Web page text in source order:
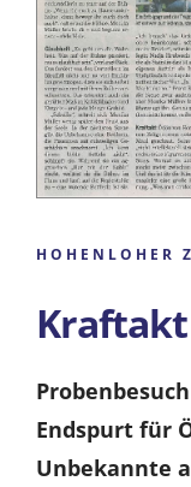
HOHENLOHER
Endspurt für
Unbekannte